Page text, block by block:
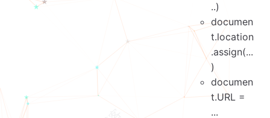
..)
documen
t.location
.assign(...
)
documen
t.URL =
...